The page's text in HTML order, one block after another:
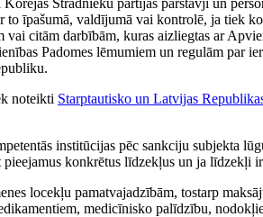
Strādnieku partijas pārstāvji un
īpašumā, valdījumā vai kontrolē, ja tiek
citām darbībām, kuras aizliegtas ar
Padomes lēmumiem un regulām par
noteikti Starptautisko un Latvijas
institūcijas pēc sankciju subjekta
konkrētus līdzekļus un ja līdzekļi
locekļu pamatvajadzībām, tostarp
medicīnisko palīdzību,